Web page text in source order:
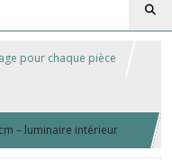
pour chaque pièce
– luminaire intérieur